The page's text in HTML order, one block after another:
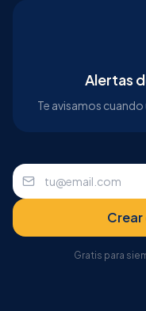
Alertas
Te avisamos
Gratis para